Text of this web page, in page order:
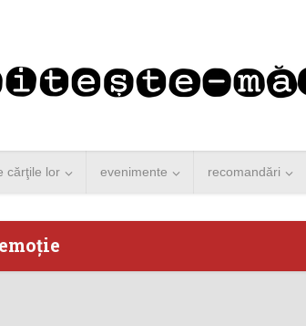
cărţile lor evenimente recomandări